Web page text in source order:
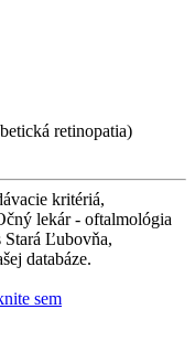
retinopatia)
kritériá,
lekár - oftalmológia
Ľubovňa,
databáze.
sem